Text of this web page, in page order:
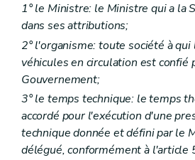
1° le Ministre: le Ministre qui a la
dans ses attributions;
2° l'organisme: toute société à
véhicules en circulation est confié
Gouvernement;
3° le temps technique: le temps
accordé pour l'exécution d'une
technique donnée et défini par le
délégué, conformément à l'article